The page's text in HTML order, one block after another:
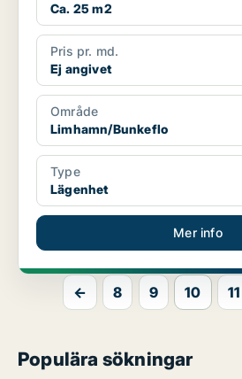
Ca. 25 m2
Pris pr. md.
Ej angivet
Område
Limhamn/Bunkeflo
Type
Lägenhet
Mer info
← 8 9 10 11
Populära sökningar